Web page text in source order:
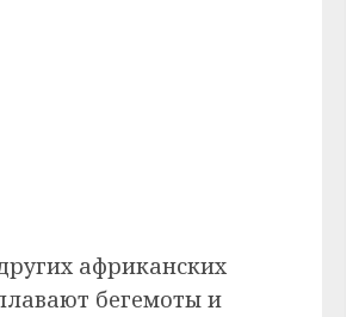
африканских
бегемоты и